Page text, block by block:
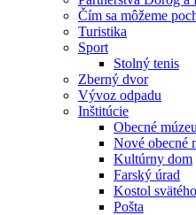
Čím sa môžeme
Turistika
Sport
Stolný tenis
Zberný dvor
Vývoz odpadu
Inštitúcie
Obecné
Nové obecné
Kultúrny dom
Farský úrad
Kostol
Pošta